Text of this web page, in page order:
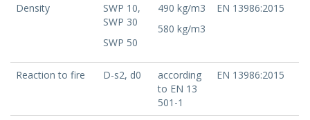
Density
SWP 10,
SWP 30
SWP 50
490 kg/m3
580 kg/m3
EN 13986:2015
Reaction to fire D-s2, d0
according
to EN 13
501-1
EN 13986:2015